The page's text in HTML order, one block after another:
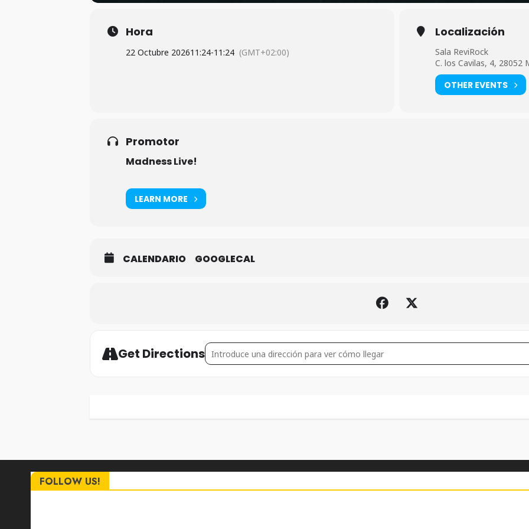
Hora
22 Octubre 202611:24-11:24 (GMT+02:00)
Localización
Sala ReviRock
C. los Cavilas, 4, 28052
OTHER EVENTS
Promotor
Madness Live!
LEARN MORE
CALENDARIO GOOGLECAL
Get DirectionsAddress - Suffocation+Ingested+Undeath+Eternal [rXGULTSDO]
FOLLOW US!